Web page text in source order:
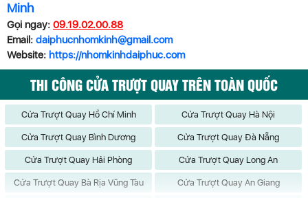
Minh
Gọi ngay: 09.19.02.00.88
Email: daiphucnhomkinh@gmail.com
Website: https://nhomkinhdaiphuc.com
THI CÔNG CỬA TRƯỢT QUAY TRÊN TOÀN QUỐC
Cửa Trượt Quay Hồ Chí Minh Cửa Trượt Quay Hà Nội
Cửa Trượt Quay Bình Dương Cửa Trượt Quay Đà Nẵng
Cửa Trượt Quay Hải Phòng Cửa Trượt Quay Long An
Cửa Trượt Quay Bà Rịa Vũng Tàu Cửa Trượt Quay An Giang